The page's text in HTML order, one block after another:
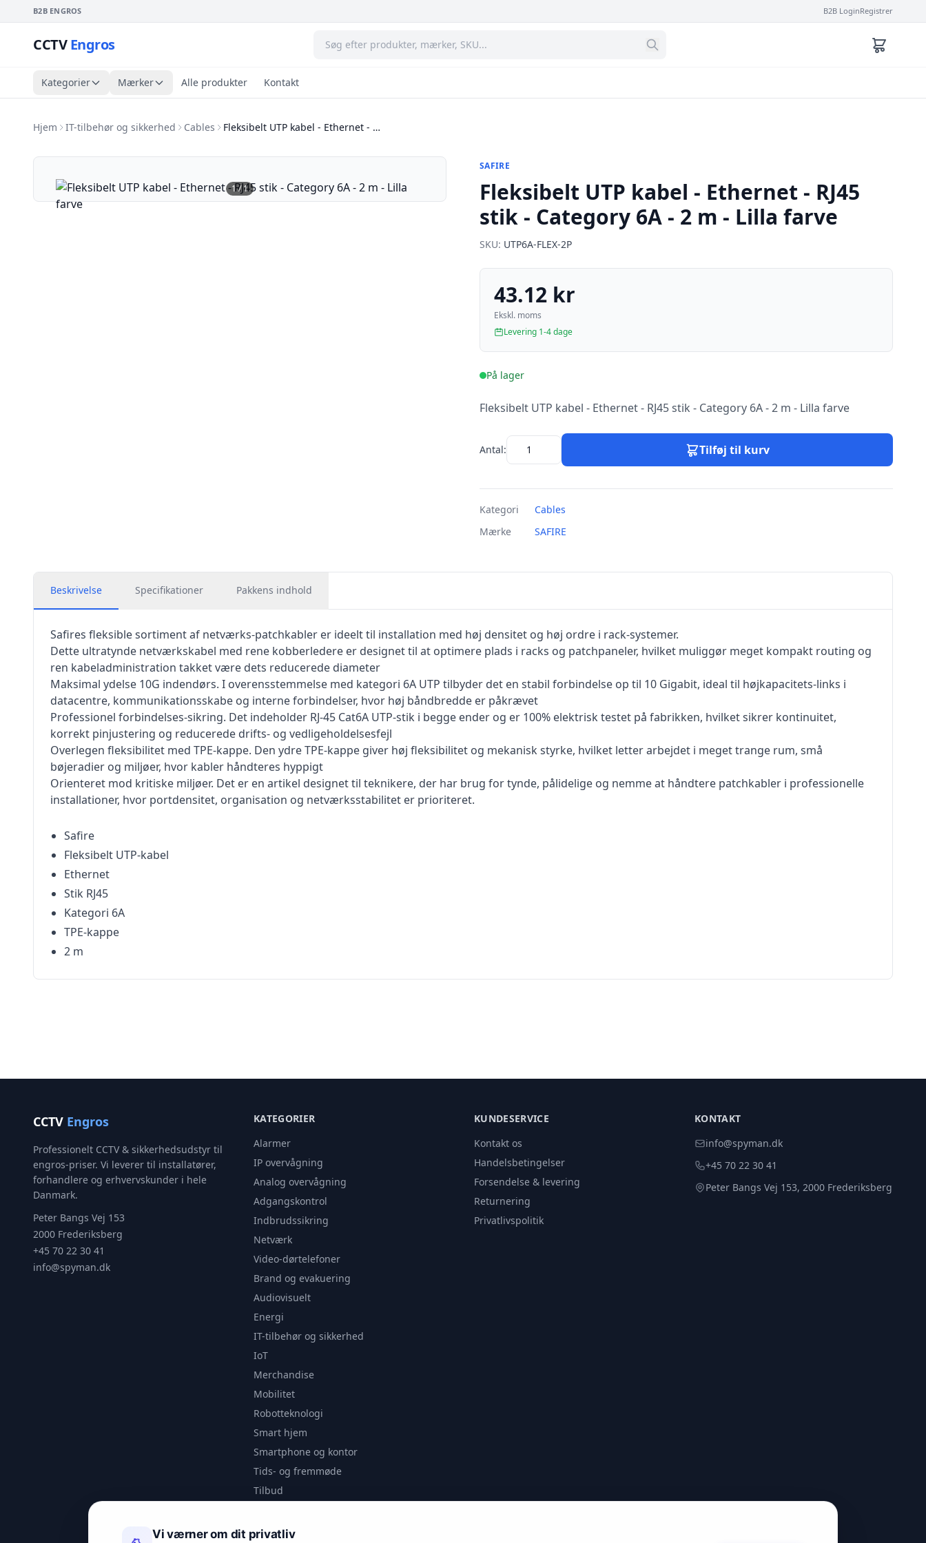
B2B ENGROS B2B LoginRegistrer
CCTVEngros
Kategorier Mærker Alle produkter Kontakt
Hjem IT-tilbehør og sikkerhed Cables Fleksibelt UTP kabel - Ethernet - …
1/1
SAFIRE
Fleksibelt UTP kabel - Ethernet - RJ45
stik - Category 6A - 2 m - Lilla farve
SKU: UTP6A-FLEX-2P
43.12 kr
Ekskl. moms
Levering 1-4 dage
På lager
Fleksibelt UTP kabel - Ethernet - RJ45 stik - Category 6A - 2 m - Lilla farve
Antal: Tilføj til kurv
Kategori
Cables
Mærke
SAFIRE
Beskrivelse Specifikationer Pakkens indhold
Safires fleksible sortiment af netværks-patchkabler er ideelt til installation med høj densitet og høj ordre i rack-systemer.
Dette ultratynde netværkskabel med rene kobberledere er designet til at optimere plads i racks og patchpaneler, hvilket muliggør meget kompakt routing og
ren kabeladministration takket være dets reducerede diameter
Maksimal ydelse 10G indendørs. I overensstemmelse med kategori 6A UTP tilbyder det en stabil forbindelse op til 10 Gigabit, ideal til højkapacitets-links i
datacentre, kommunikationsskabe og interne forbindelser, hvor høj båndbredde er påkrævet
Professionel forbindelses-sikring. Det indeholder RJ-45 Cat6A UTP-stik i begge ender og er 100% elektrisk testet på fabrikken, hvilket sikrer kontinuitet,
korrekt pinjustering og reducerede drifts- og vedligeholdelsesfejl
Overlegen fleksibilitet med TPE-kappe. Den ydre TPE-kappe giver høj fleksibilitet og mekanisk styrke, hvilket letter arbejdet i meget trange rum, små
bøjeradier og miljøer, hvor kabler håndteres hyppigt
Orienteret mod kritiske miljøer. Det er en artikel designet til teknikere, der har brug for tynde, pålidelige og nemme at håndtere patchkabler i professionelle
installationer, hvor portdensitet, organisation og netværksstabilitet er prioriteret.
Safire
Fleksibelt UTP-kabel
Ethernet
Stik RJ45
Kategori 6A
TPE-kappe
2 m
CCTV Engros
Professionelt CCTV & sikkerhedsudstyr til
engros-priser. Vi leverer til installatører,
forhandlere og erhvervskunder i hele
Danmark.
Peter Bangs Vej 153
2000 Frederiksberg
+45 70 22 30 41
info@spyman.dk
KATEGORIER
Alarmer
IP overvågning
Analog overvågning
Adgangskontrol
Indbrudssikring
Netværk
Video-dørtelefoner
Brand og evakuering
Audiovisuelt
Energi
IT-tilbehør og sikkerhed
IoT
Merchandise
Mobilitet
Robotteknologi
Smart hjem
Smartphone og kontor
Tids- og fremmøde
Tilbud
Videoanalyse
KUNDESERVICE
Kontakt os
Handelsbetingelser
Forsendelse & levering
Returnering
Privatlivspolitik
KONTAKT
info@spyman.dk
+45 70 22 30 41
Peter Bangs Vej 153, 2000 Frederiksberg
Vi værner om dit privatliv